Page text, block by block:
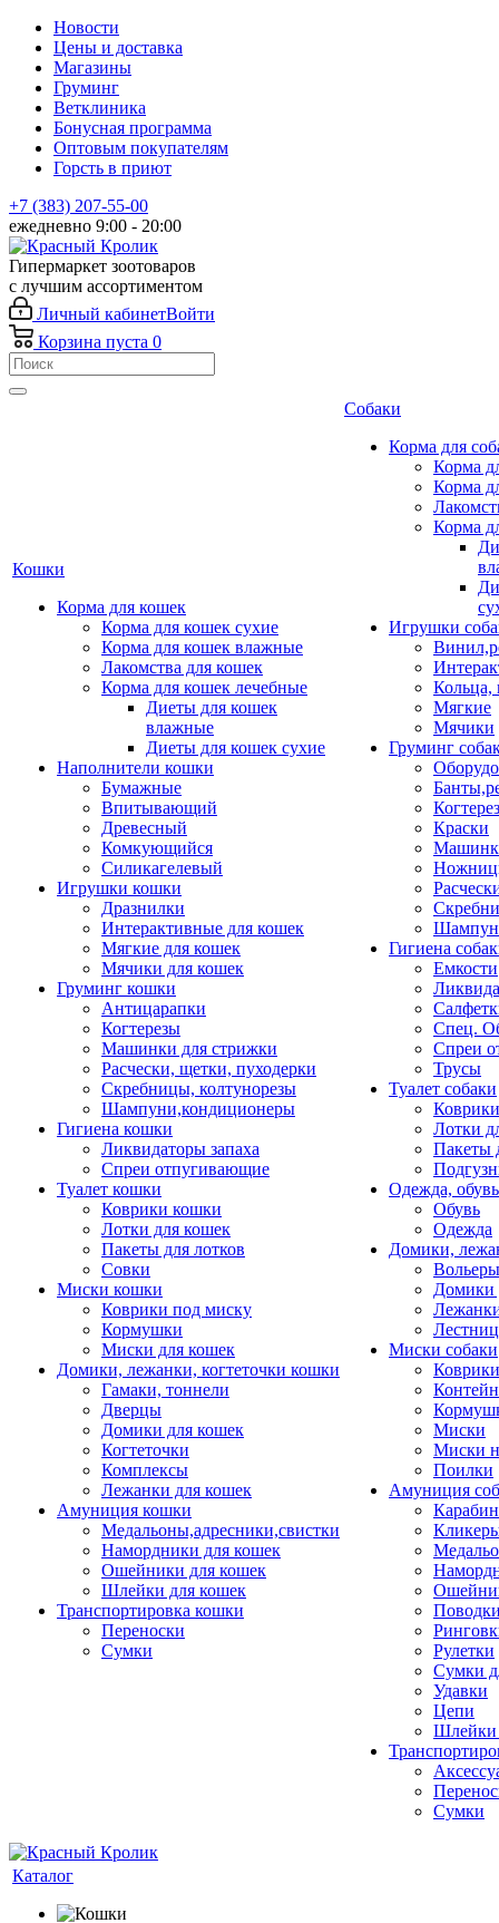
Новости
Цены и доставка
Магазины
Груминг
Ветклиника
Бонусная программа
Оптовым покупателям
Горсть в приют
+7 (383) 207-55-00
ежедневно 9:00 - 20:00
Гипермаркет зоотоваров
с лучшим ассортиментом
Личный кабинетВойти
Корзина пуста 0
Кошки
Корма для кошек
Корма для кошек сухие
Корма для кошек влажные
Лакомства для кошек
Корма для кошек лечебные
Диеты для кошек
влажные
Диеты для кошек сухие
Наполнители кошки
Бумажные
Впитывающий
Древесный
Комкующийся
Силикагелевый
Игрушки кошки
Дразнилки
Интерактивные для кошек
Мягкие для кошек
Мячики для кошек
Груминг кошки
Антицарапки
Когтерезы
Машинки для стрижки
Расчески, щетки, пуходерки
Скребницы, колтунорезы
Шампуни,кондиционеры
Гигиена кошки
Ликвидаторы запаха
Спреи отпугивающие
Туалет кошки
Коврики кошки
Лотки для кошек
Пакеты для лотков
Совки
Миски кошки
Коврики под миску
Кормушки
Миски для кошек
Домики, лежанки, когтеточки кошки
Гамаки, тоннели
Дверцы
Домики для кошек
Когтеточки
Комплексы
Лежанки для кошек
Амуниция кошки
Медальоны,адресники,свистки
Намордники для кошек
Ошейники для кошек
Шлейки для кошек
Транспортировка кошки
Переноски
Сумки
Собаки
Корма для
Корма
Корма
Корма
Игрушки
Кольца,
Мягкие
Мячики
Груминг
Краски
Гигиена
Емкости
Спец.
Спреи
Трусы
Туалет собаки
Коврики
Лотки
Пакеты
Одежда, обувь
Обувь
Одежда
Домики,
Домики
Миски собаки
Миски
Миски
Поилки
Амуниция
Рулетки
Сумки
Удавки
Цепи
Шлейки
Сумки
Каталог